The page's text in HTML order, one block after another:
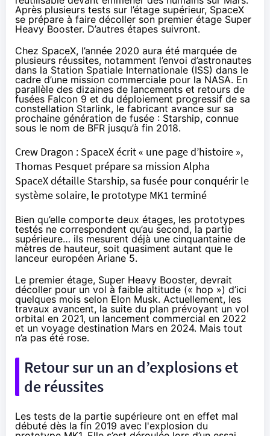
Après plusieurs tests sur l’étage supérieur, SpaceX
se prépare à faire décoller son premier étage Super
Heavy Booster. D’autres étapes suivront.
Chez SpaceX, l’année 2020 aura été marquée de
plusieurs réussites, notamment l’envoi d’astronautes
dans la Station Spatiale Internationale (ISS) dans le
cadre d’une mission commerciale pour la NASA. En
parallèle des dizaines de lancements et retours de
fusées Falcon 9 et du déploiement progressif de sa
constellation Starlink, le fabricant avance sur sa
prochaine génération de fusée : Starship, connue
sous le nom de BFR jusqu’à fin 2018.
Crew Dragon : SpaceX écrit « une page d’histoire »,
Thomas Pesquet prépare sa mission Alpha
SpaceX détaille Starship, sa fusée pour conquérir le
système solaire, le prototype MK1 terminé
Bien qu’elle comporte deux étages, les prototypes
testés ne correspondent qu’au second, la partie
supérieure… ils mesurent déjà une cinquantaine de
mètres de hauteur, soit quasiment autant que le
lanceur européen Ariane 5.
Le premier étage, Super Heavy Booster, devrait
décoller pour un vol à faible altitude (« hop ») d’ici
quelques mois selon Elon Musk. Actuellement, les
travaux avancent, la suite du plan prévoyant un vol
orbital en 2021, un lancement commercial en 2022
et un voyage destination Mars en 2024. Mais tout
n’a pas été rose.
Retour sur un an d’explosions et
de réussites
Les tests de la partie supérieure ont en effet mal
débuté dès la fin 2019 avec l'explosion du